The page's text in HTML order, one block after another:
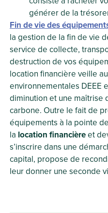
générer de la
Fin de vie des
la gestion de la fin de vie
service de collecte,
destruction de vos
location financière veille
environnementales DEEE
diminution et une maîtrise
carbone. Outre le fait de
équipements à la pointe
la location financièreet
s’inscrire dans une
capital, propose de
leur donner une seconde